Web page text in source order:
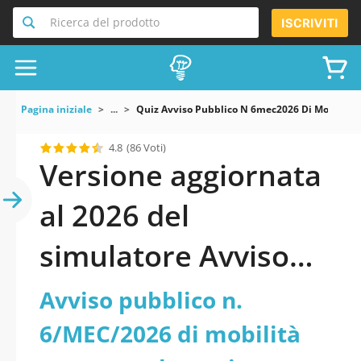
Ricerca del prodotto ISCRIVITI
Pagina iniziale ... Quiz Avviso Pubblico N 6mec2026 Di
4.8 (86 Voti)
Versione aggiornata
al 2026 del
simulatore Avviso
pubblico n.
6/MEC/2026 di
Avviso pubblico n.
6/MEC/2026 di mobilità